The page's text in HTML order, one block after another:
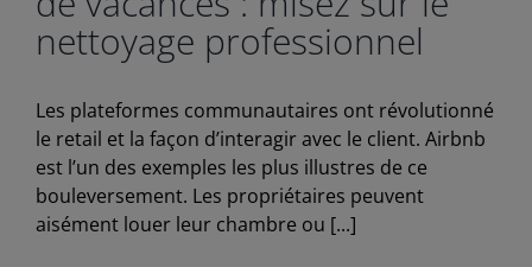
nettoyage professionnel
Les plateformes communautaires ont révolutionné
le retail et la façon d’interagir avec le client. Airbnb
est l’un des exemples les plus illustres de ce
bouleversement. Les propriétaires peuvent
aisément louer leur chambre ou [...]